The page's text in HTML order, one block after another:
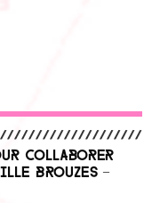
collaborer
Brouzes –